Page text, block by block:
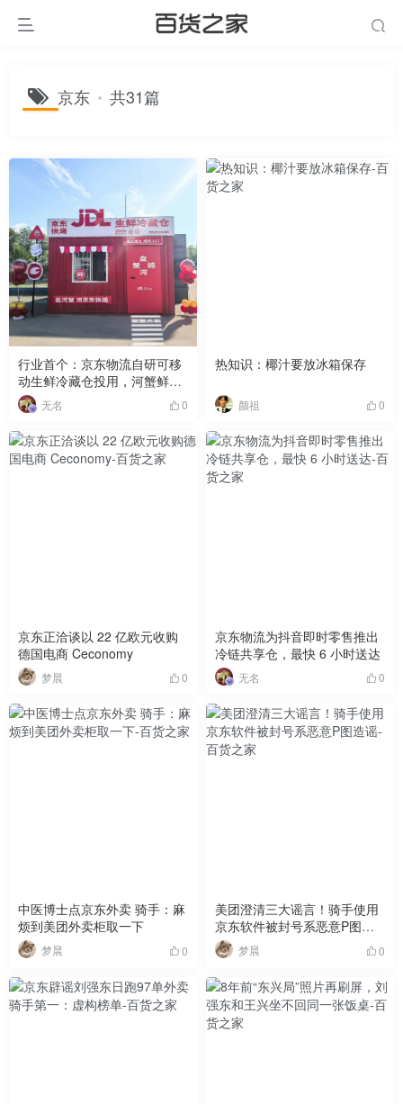
京东 共31篇
行业首个：京东物流自研可移
动生鲜冷藏仓投用，河蟹鲜达
全国无名 0
热知识：椰汁要放冰箱保存
颜祖 0
京东正洽谈以 22 亿欧元收购
德国电商 Ceconomy
梦晨 0
京东物流为抖音即时零售推出
冷链共享仓，最快 6 小时送达
无名 0
中医博士点京东外卖 骑手：麻
烦到美团外卖柜取一下
梦晨 0
美团澄清三大谣言！骑手使用
京东软件被封号系恶意P图造
谣
梦晨 0